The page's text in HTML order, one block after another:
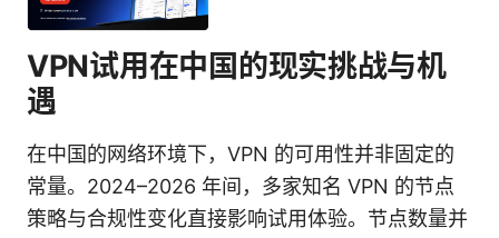
VPN试用在中国的现实挑战与机
遇
在中国的网络环境下，VPN 的可用性并非固定的
常量。2024–2026 年间，多家知名 VPN 的节点
策略与合规性变化直接影响试用体验。节点数量并